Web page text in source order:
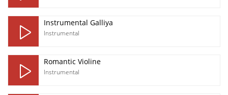
Instrumental Galliya
Instrumental
Romantic Violine
Instrumental